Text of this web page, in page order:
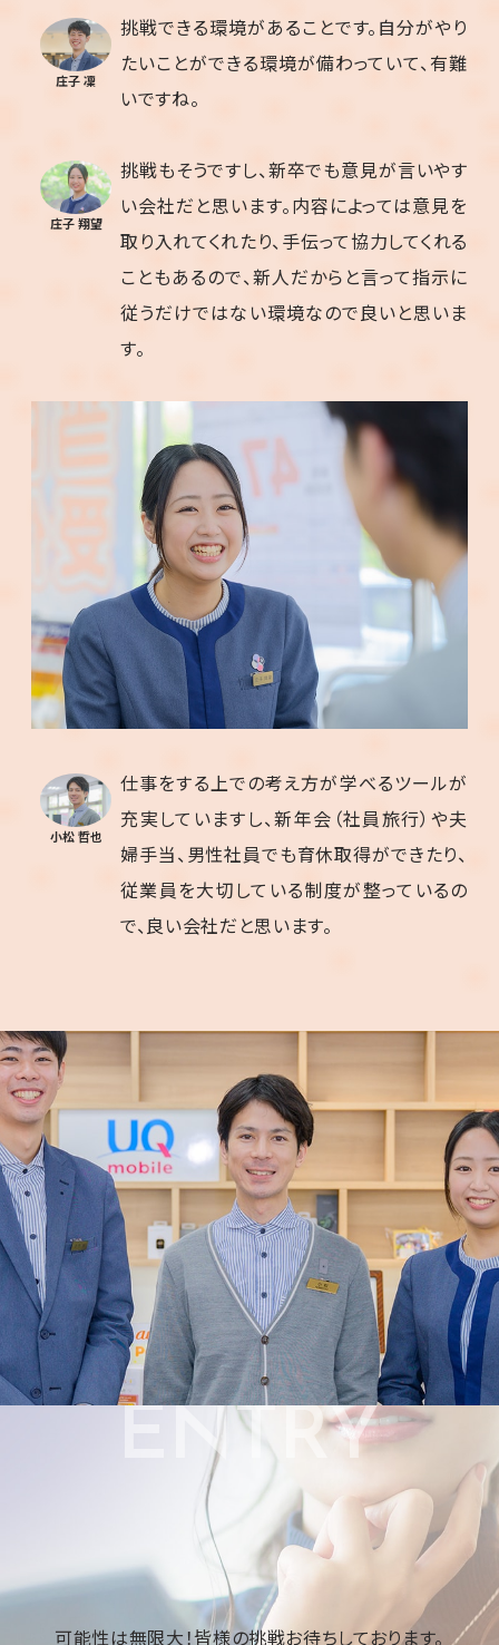
庄子 凜
挑戦できる環境があることです。自分がやり
たいことができる環境が備わっていて、有難
いですね。
庄子 翔望
挑戦もそうですし、新卒でも意見が言いやす
い会社だと思います。内容によっては意見を
取り入れてくれたり、手伝って協力してくれる
こともあるので、新人だからと言って指示に
従うだけではない環境なので良いと思いま
す。
小松 哲也
仕事をする上での考え方が学べるツールが
充実していますし、新年会（社員旅行）や夫
婦手当、男性社員でも育休取得ができたり、
従業員を大切している制度が整っているの
で、良い会社だと思います。
ENTRY
可能性は無限大！皆様の挑戦お待ちしております。